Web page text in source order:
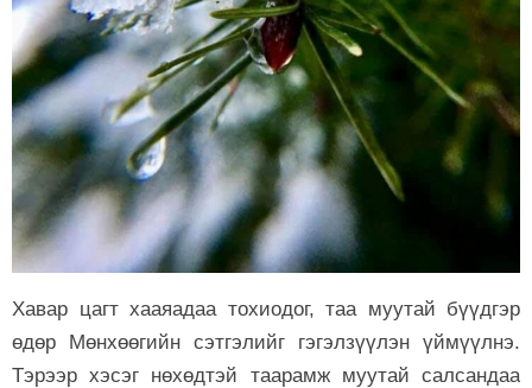
Хавар цагт хааяадаа тохиодог, таа муутай бүүдгэр
өдөр Мөнхөөгийн сэтгэлийг гэгэлзүүлэн үймүүлнэ.
Тэрээр хэсэг нөхөдтэй таарамж муутай салсандаа